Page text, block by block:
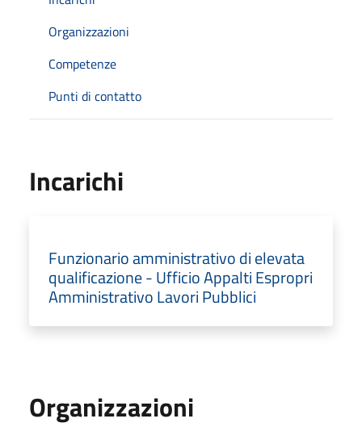
Organizzazioni
Competenze
Punti di contatto
Incarichi
Funzionario amministrativo di elevata
qualificazione - Ufficio Appalti Espropri
Amministrativo Lavori Pubblici
Organizzazioni